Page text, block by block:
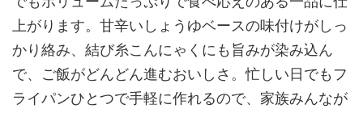
上がります。甘辛いしょうゆベースの味付けがしっ
かり絡み、結び糸こんにゃくにも旨みが染み込ん
で、ご飯がどんどん進むおいしさ。忙しい日でもフ
ライパンひとつで手軽に作れるので、家族みんなが